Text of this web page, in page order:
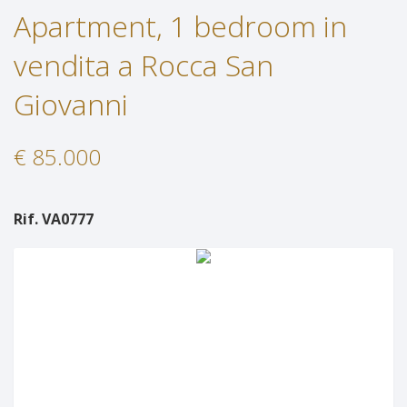
Properties For Rent
Services
Services
Propose A Property
Request A Valutation
Contact Us
Apartment, 1 bedroom in
vendita a Rocca San
Giovanni
€ 85.000
Rif. VA0777